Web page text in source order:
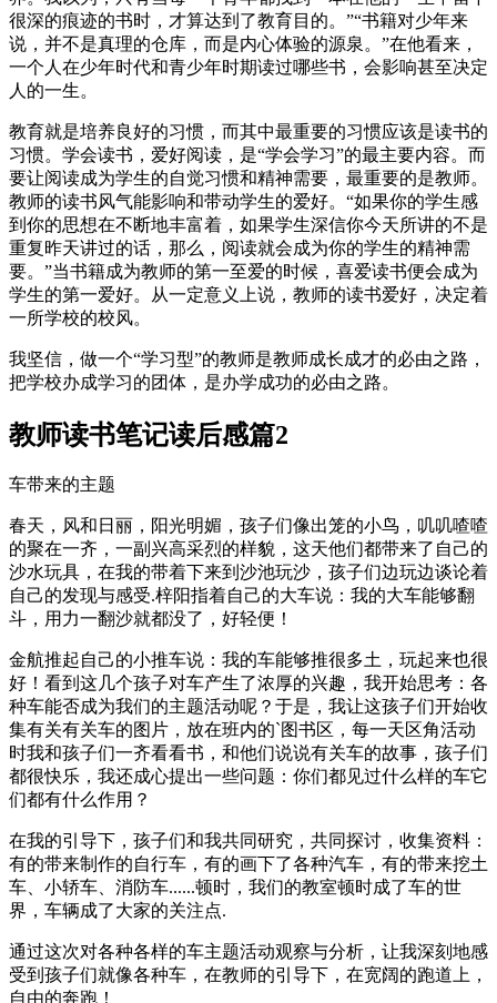
很深的痕迹的书时，才算达到了教育目的。”“书籍对少年来
说，并不是真理的仓库，而是内心体验的源泉。”在他看来，
一个人在少年时代和青少年时期读过哪些书，会影响甚至决定
人的一生。
教育就是培养良好的习惯，而其中最重要的习惯应该是读书的
习惯。学会读书，爱好阅读，是“学会学习”的最主要内容。而
要让阅读成为学生的自觉习惯和精神需要，最重要的是教师。
教师的读书风气能影响和带动学生的爱好。“如果你的学生感
到你的思想在不断地丰富着，如果学生深信你今天所讲的不是
重复昨天讲过的话，那么，阅读就会成为你的学生的精神需
要。”当书籍成为教师的第一至爱的时候，喜爱读书便会成为
学生的第一爱好。从一定意义上说，教师的读书爱好，决定着
一所学校的校风。
我坚信，做一个“学习型”的教师是教师成长成才的必由之路，
把学校办成学习的团体，是办学成功的必由之路。
教师读书笔记读后感篇2
车带来的主题
春天，风和日丽，阳光明媚，孩子们像出笼的小鸟，叽叽喳喳
的聚在一齐，一副兴高采烈的样貌，这天他们都带来了自己的
沙水玩具，在我的带着下来到沙池玩沙，孩子们边玩边谈论着
自己的发现与感受.梓阳指着自己的大车说：我的大车能够翻
斗，用力一翻沙就都没了，好轻便！
金航推起自己的小推车说：我的车能够推很多土，玩起来也很
好！看到这几个孩子对车产生了浓厚的兴趣，我开始思考：各
种车能否成为我们的主题活动呢？于是，我让这孩子们开始收
集有关有关车的图片，放在班内的`图书区，每一天区角活动
时我和孩子们一齐看看书，和他们说说有关车的故事，孩子们
都很快乐，我还成心提出一些问题：你们都见过什么样的车它
们都有什么作用？
在我的引导下，孩子们和我共同研究，共同探讨，收集资料：
有的带来制作的自行车，有的画下了各种汽车，有的带来挖土
车、小轿车、消防车......顿时，我们的教室顿时成了车的世
界，车辆成了大家的关注点.
通过这次对各种各样的车主题活动观察与分析，让我深刻地感
受到孩子们就像各种车，在教师的引导下，在宽阔的跑道上，
自由的奔跑！